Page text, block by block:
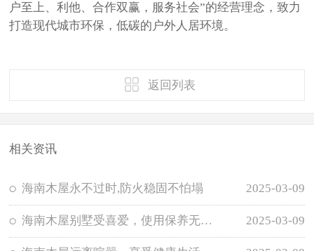
户至上、利他、合作双赢，服务社会”的经营理念，致力
打造现代城市环保，低碳的户外人居环境。
返回列表
相关资讯
海南木屋永不过时,防火稳固不怕塌 2025-03-09
海南木屋别墅受喜爱，使用保养无需担忧 2025-03-09